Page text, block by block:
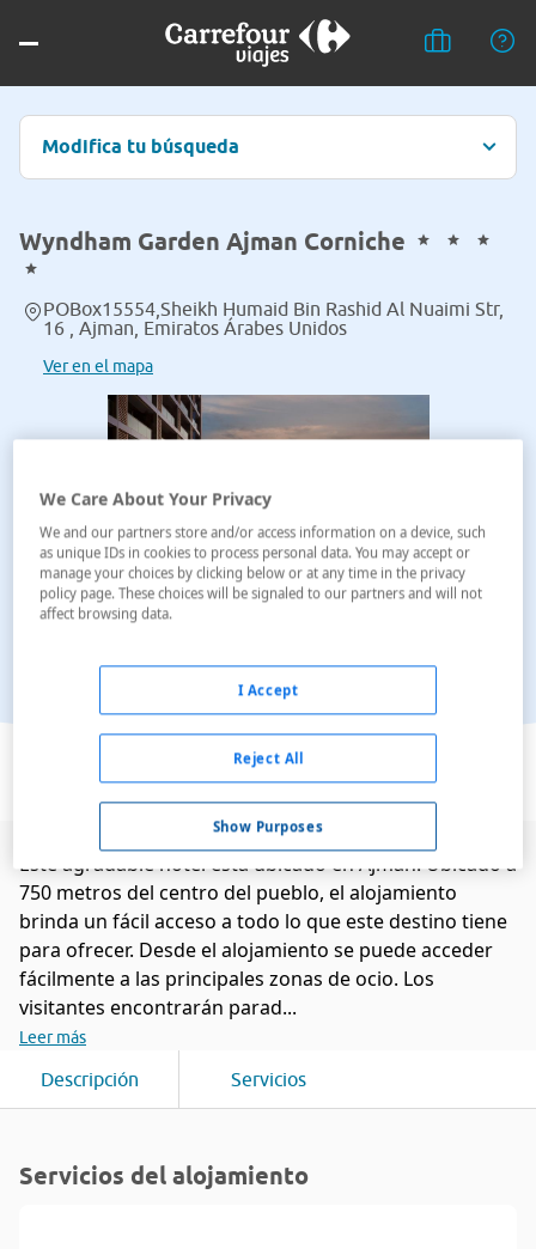
Modifica tu búsqueda
Wyndham Garden Ajman Corniche
POBox15554,Sheikh Humaid Bin Rashid Al Nuaimi Str,
16 , Ajman, Emiratos Árabes Unidos
Ver en el mapa
Ver en el mapa
Este agradable hotel está ubicado en Ajman. Ubicado a
750 metros del centro del pueblo, el alojamiento
brinda un fácil acceso a todo lo que este destino tiene
para ofrecer. Desde el alojamiento se puede acceder
fácilmente a las principales zonas de ocio. Los
visitantes encontrarán parad...
Leer más
Descripción Servicios
Servicios del alojamiento
We Care About Your Privacy
We and our partners store and/or access information on a device, such
as unique IDs in cookies to process personal data. You may accept or
manage your choices by clicking below or at any time in the privacy
policy page. These choices will be signaled to our partners and will not
affect browsing data.
Show Purposes
Reject All
I Accept